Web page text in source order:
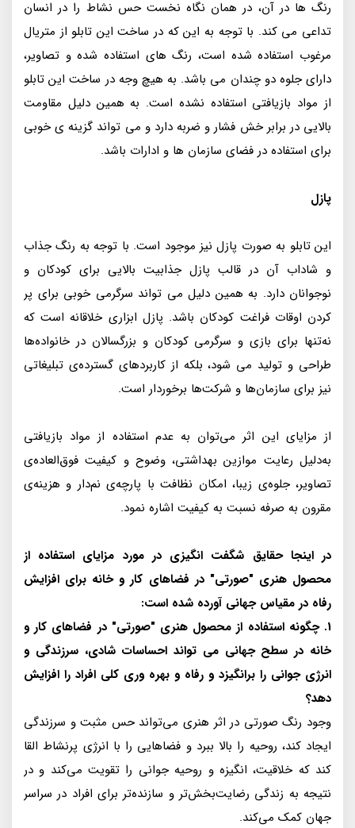
رنگ ها در آن، در همان نگاه نخست حس نشاط را در انسان
تداعی می کند. با توجه به این که در ساخت این تابلو از متریال
مرغوب استفاده شده است، رنگ های استفاده شده و تصاویر،
دارای جلوه دو چندان می باشد. به هیچ وجه در ساخت این تابلو
از مواد بازیافتی استفاده نشده است. به همین دلیل مقاومت
بالایی در برابر خش فشار و ضربه دارد و می تواند گزینه ی خوبی
برای استفاده در فضای سازمان ها و ادارات باشد.
پازل
این تابلو به صورت پازل نیز موجود است. با توجه به رنگ جذاب
و شاداب آن در قالب پازل جذابیت بالایی برای کودکان و
نوجوانان دارد. به همین دلیل می تواند سرگرمی خوبی برای پر
کردن اوقات فراغت کودکان باشد. پازل ابزاری خلاقانه است که
نه‌تنها برای بازی و سرگرمی کودکان و بزرگسالان در خانواده‌ها
طراحی و تولید می شود، بلکه از کاربردهای گسترده‌ی تبلیغاتی
نیز برای سازمان‌ها و شرکت‌ها برخوردار است.
از مزایای این اثر می‌توان به عدم استفاده از مواد بازیافتی
به‌دلیل رعایت موازین بهداشتی، وضوح و کیفیت فوق‌العاده‌ی
تصاویر، جلوه‌ی زیبا، امکان نظافت با پارچه‌ی نم‌دار و هزینه‌ی
مقرون به صرفه نسبت به کیفیت اشاره نمود.
در اینجا حقایق شگفت انگیزی در مورد مزایای استفاده از
محصول هنری "صورتی" در فضاهای کار و خانه برای افزایش
رفاه در مقیاس جهانی آورده شده است:
1. چگونه استفاده از محصول هنری "صورتی" در فضاهای کار و
خانه در سطح جهانی می تواند احساسات شادی، سرزندگی و
انرژی جوانی را برانگیزد و رفاه و بهره وری کلی افراد را افزایش
دهد؟
وجود رنگ صورتی در اثر هنری می‌تواند حس مثبت و سرزندگی
ایجاد کند، روحیه را بالا ببرد و فضاهایی را با انرژی پرنشاط القا
کند که خلاقیت، انگیزه و روحیه جوانی را تقویت می‌کند و در
نتیجه به زندگی رضایت‌بخش‌تر و سازنده‌تر برای افراد در سراسر
جهان کمک می‌کند.